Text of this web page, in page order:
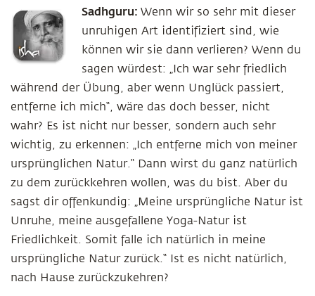
Sadhguru: Wenn wir so sehr mit dieser
unruhigen Art identifiziert sind, wie
können wir sie dann verlieren? Wenn du
sagen würdest: „Ich war sehr friedlich
während der Übung, aber wenn Unglück passiert,
entferne ich mich“, wäre das doch besser, nicht
wahr? Es ist nicht nur besser, sondern auch sehr
wichtig, zu erkennen: „Ich entferne mich von meiner
ursprünglichen Natur.“ Dann wirst du ganz natürlich
zu dem zurückkehren wollen, was du bist. Aber du
sagst dir offenkundig: „Meine ursprüngliche Natur ist
Unruhe, meine ausgefallene Yoga-Natur ist
Friedlichkeit. Somit falle ich natürlich in meine
ursprüngliche Natur zurück.“ Ist es nicht natürlich,
nach Hause zurückzukehren?